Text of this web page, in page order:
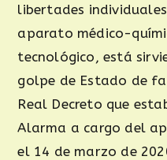
libertades
aparato médico-
tecnológico, está
golpe de Estado de
Real Decreto que
Alarma a cargo del
el 14 de marzo de